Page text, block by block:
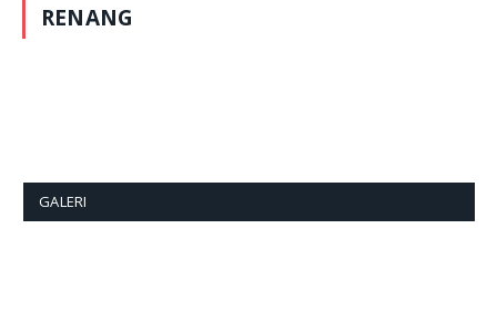
RENANG
GALERI